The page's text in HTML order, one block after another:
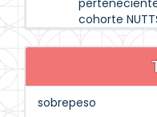
cohorte
sobrepeso